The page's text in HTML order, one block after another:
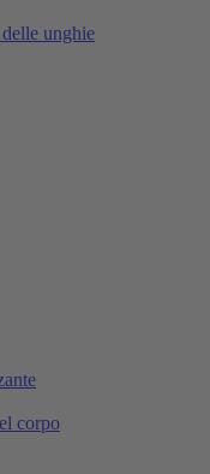
unghie
corpo